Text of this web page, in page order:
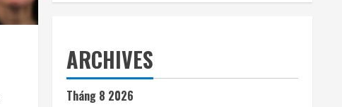
ARCHIVES
Tháng 8 2026